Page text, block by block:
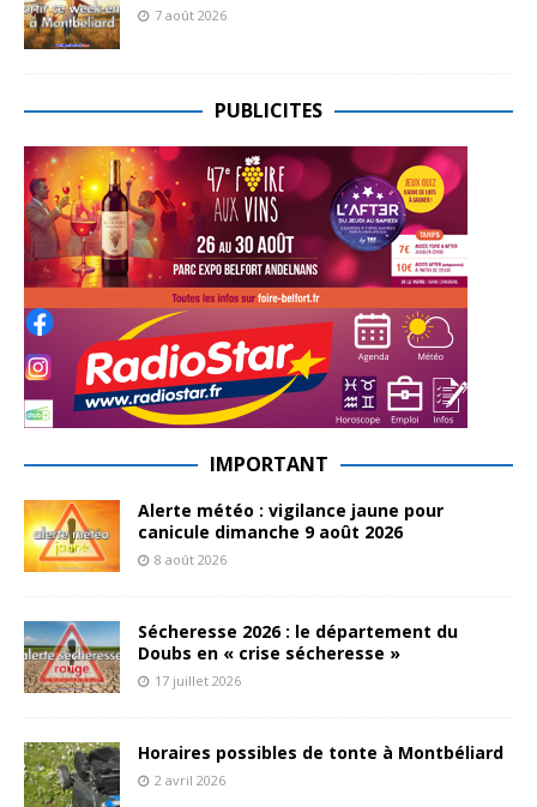
7 août 2026
PUBLICITES
IMPORTANT
Alerte météo : vigilance jaune pour
canicule dimanche 9 août 2026
8 août 2026
Sécheresse 2026 : le département du
Doubs en « crise sécheresse »
17 juillet 2026
Horaires possibles de tonte à Montbéliard
2 avril 2026